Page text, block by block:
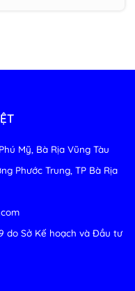
Mỹ, Bà Rịa Vũng Tàu
Phước Trung, TP Bà Rịa
do Sở Kế hoạch và Đầu tư